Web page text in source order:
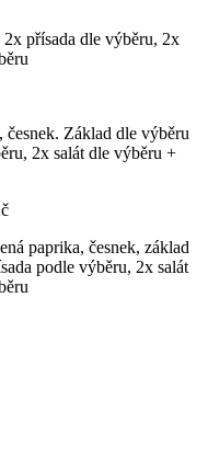
přísada dle výběru, 2x
česnek. Základ dle výběru
2x salát dle výběru +
paprika, česnek, základ
podle výběru, 2x salát